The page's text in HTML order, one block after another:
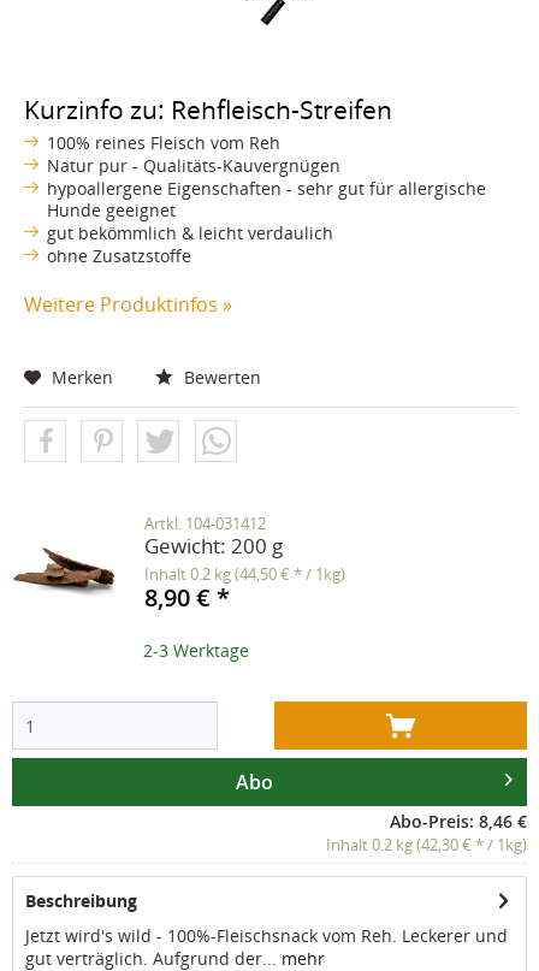
Kurzinfo zu: Rehfleisch-Streifen
100% reines Fleisch vom Reh
Natur pur - Qualitäts-Kauvergnügen
hypoallergene Eigenschaften - sehr gut für allergische
Hunde geeignet
gut bekömmlich & leicht verdaulich
ohne Zusatzstoffe
Weitere Produktinfos »
Merken Bewerten
Artkl. 104-031412
Gewicht: 200 g
2-3 Werktage
Abo-Preis: 8,46 €
Inhalt 0.2 kg (42,30 € * / 1kg)
Abo
Inhalt0.2 kg(44,50 € * / 1kg)
8,90 € *
Beschreibung
Jetzt wird's wild - 100%-Fleischsnack vom Reh. Leckerer und
gut verträglich. Aufgrund der... mehr